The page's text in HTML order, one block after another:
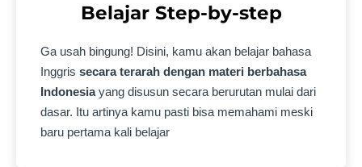
Belajar Step-by-step
Ga usah bingung! Disini, kamu akan belajar bahasa
Inggris secara terarah dengan materi berbahasa
Indonesiayang disusun secara berurutan mulai dari
dasar. Itu artinya kamu pasti bisa memahami meski
baru pertama kali belajar